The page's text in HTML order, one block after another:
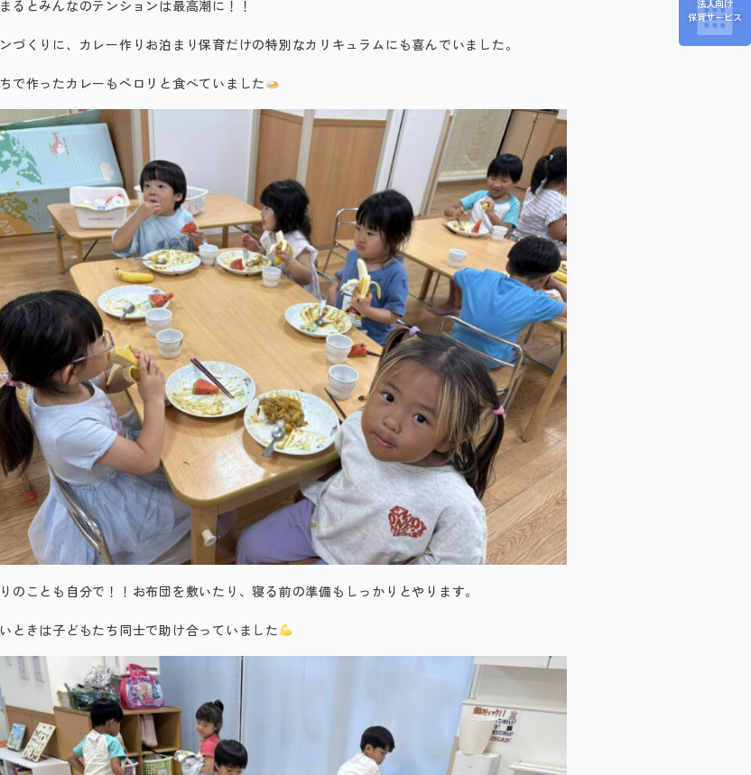
るとみんなのテンションは最高潮に！！
づくりに、カレー作りお泊まり保育だけの特別なカリキュラムにも喜んでいました。
で作ったカレーもペロリと食べていました
のことも自分で！！お布団を敷いたり、寝る前の準備もしっかりとやります。
ときは子どもたち同士で助け合っていました
法人向け
保育サービス